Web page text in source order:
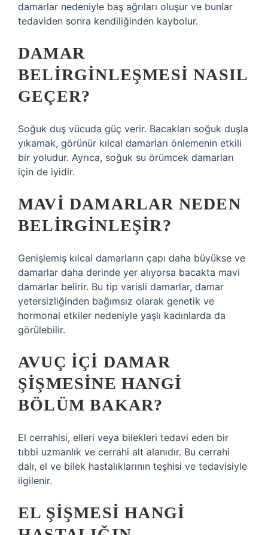
damarlar nedeniyle baş ağrıları oluşur ve bunlar
tedaviden sonra kendiliğinden kaybolur.
DAMAR
BELIRGINLEŞMESI NASIL
GEÇER?
Soğuk duş vücuda güç verir. Bacakları soğuk duşla
yıkamak, görünür kılcal damarları önlemenin etkili
bir yoludur. Ayrıca, soğuk su örümcek damarları
için de iyidir.
MAVI DAMARLAR NEDEN
BELIRGINLEŞIR?
Genişlemiş kılcal damarların çapı daha büyükse ve
damarlar daha derinde yer alıyorsa bacakta mavi
damarlar belirir. Bu tip varisli damarlar, damar
yetersizliğinden bağımsız olarak genetik ve
hormonal etkiler nedeniyle yaşlı kadınlarda da
görülebilir.
AVUÇ IÇI DAMAR
ŞIŞMESINE HANGI
BÖLÜM BAKAR?
El cerrahisi, elleri veya bilekleri tedavi eden bir
tıbbi uzmanlık ve cerrahi alt alanıdır. Bu cerrahi
dalı, el ve bilek hastalıklarının teşhisi ve tedavisiyle
ilgilenir.
EL ŞIŞMESI HANGI